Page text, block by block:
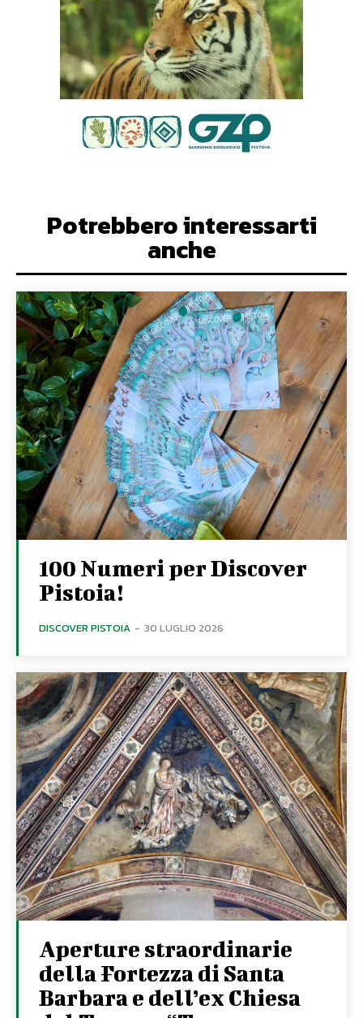
Potrebbero interessarti
anche
100 Numeri per Discover
Pistoia!
DISCOVER PISTOIA - 30 LUGLIO 2026
Aperture straordinarie
della Fortezza di Santa
Barbara e dell’ex Chiesa